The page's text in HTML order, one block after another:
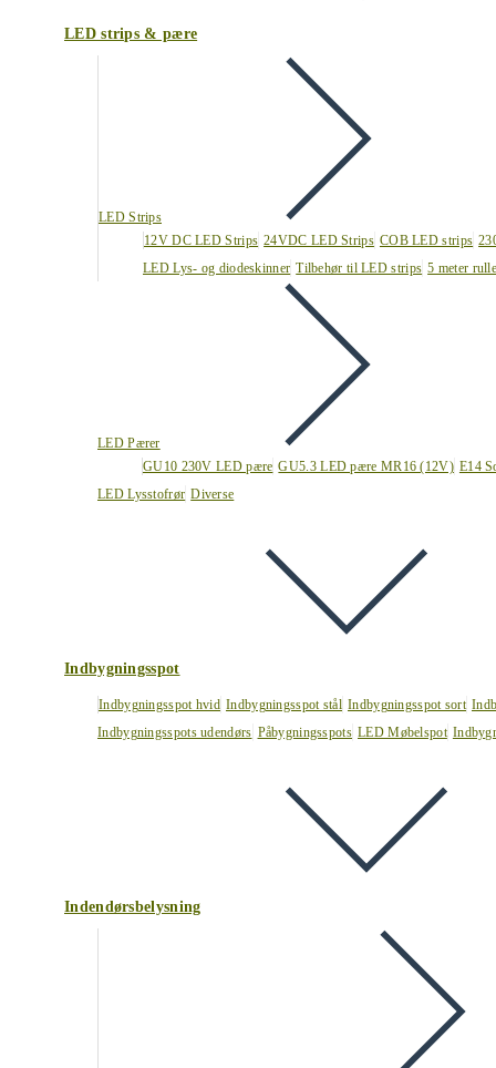
LED strips & pære
LED Strips
12V DC LED Strips 24VDC LED Strips COB LED strips
LED Lys- og diodeskinner Tilbehør til LED strips 5 meter
LED Pærer
GU10 230V LED pære GU5.3 LED pære MR16 (12V) E14
LED Lysstofrør Diverse
Indbygningsspot
Indbygningsspot hvid Indbygningsspot stål Indbygningsspot sort
Indbygningsspots udendørs Påbygningsspots LED Møbelspot
Indendørsbelysning